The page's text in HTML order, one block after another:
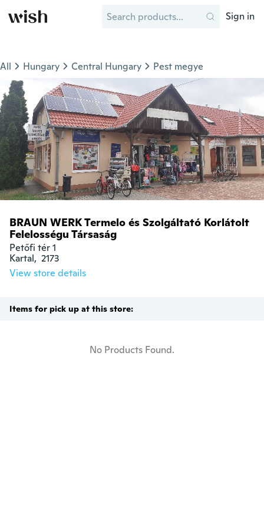
Sign in
All Hungary Central Hungary Pest megye
BRAUN WERK Termelo és Szolgáltató Korlátolt
Felelosségu Társaság
Petőfi tér 1
Kartal,  2173
View store details
Items for pick up at this store:
No Products Found.